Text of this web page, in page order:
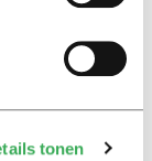
tonen